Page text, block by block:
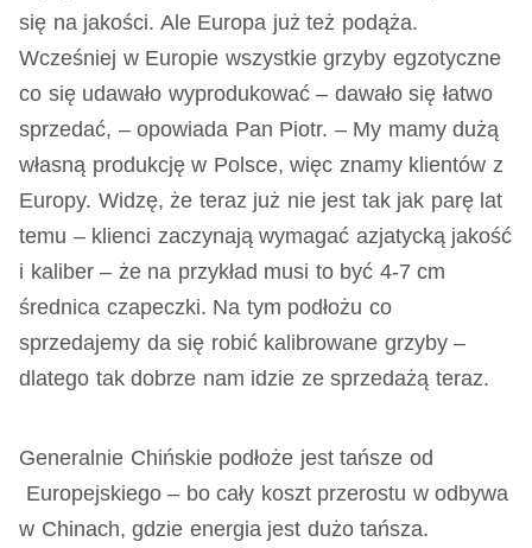
się na jakości. Ale Europa już też podąża.
Wcześniej w Europie wszystkie grzyby egzotyczne
co się udawało wyprodukować – dawało się łatwo
sprzedać, – opowiada Pan Piotr. – My mamy dużą
własną produkcję w Polsce, więc znamy klientów z
Europy. Widzę, że teraz już nie jest tak jak parę lat
temu – klienci zaczynają wymagać azjatycką jakość
i kaliber – że na przykład musi to być 4-7 cm
średnica czapeczki. Na tym podłożu co
sprzedajemy da się robić kalibrowane grzyby –
dlatego tak dobrze nam idzie ze sprzedażą teraz.
Generalnie Chińskie podłoże jest tańsze od
Europejskiego – bo cały koszt przerostu w odbywa
w Chinach, gdzie energia jest dużo tańsza.